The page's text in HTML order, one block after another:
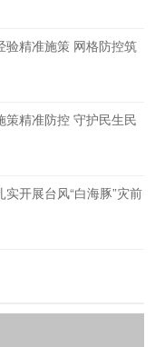
验精准施策 网格防控筑
精准防控 守护民生民
开展台风“白海豚”灾前